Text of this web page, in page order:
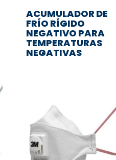
ACUMULADOR DE
FRÍO RÍGIDO
NEGATIVO PARA
TEMPERATURAS
NEGATIVAS